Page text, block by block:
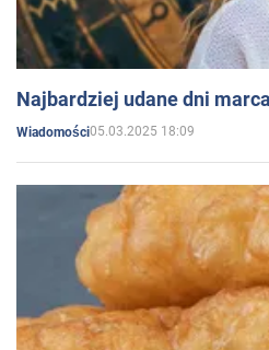
Najbardziej udane dni
Wiadomości05.03.2025 18:09